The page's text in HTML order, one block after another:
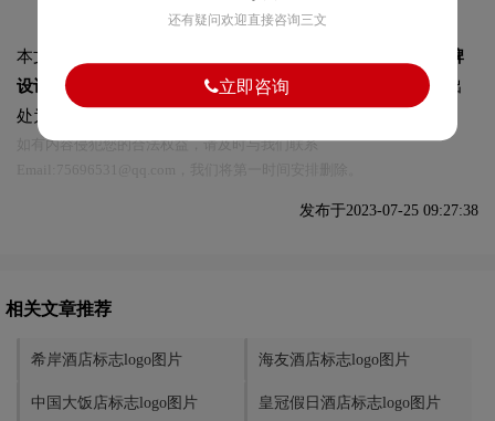
本文标题和链接
MEHOOD美豪酒店标志设计含义及酒店品牌
设计理念:
https://logo9.net/works/11303.html
转载时请注明出
处为诗宸标志设计及本链接!
如有内容侵犯您的合法权益，请及时与我们联系
发布于2023-07-25 09:27:38
相关文章推荐
希岸酒店标志logo图片 海友酒店标志logo图片
中国大饭店标志logo图片 皇冠假日酒店标志logo图片
还有疑问欢迎直接咨询三文
立即咨询